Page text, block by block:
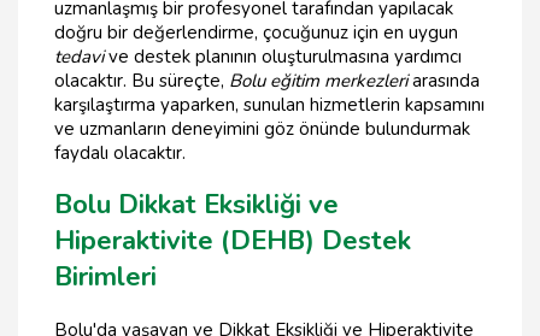
uzmanlaşmış bir profesyonel tarafından yapılacak
doğru bir değerlendirme, çocuğunuz için en uygun
tedavive destek planının oluşturulmasına yardımcı
olacaktır. Bu süreçte, Bolu eğitim merkezleriarasında
karşılaştırma yaparken, sunulan hizmetlerin kapsamını
ve uzmanların deneyimini göz önünde bulundurmak
faydalı olacaktır.
Bolu Dikkat Eksikliği ve
Hiperaktivite (DEHB) Destek
Birimleri
Bolu'da yaşayan ve Dikkat Eksikliği ve Hiperaktivite